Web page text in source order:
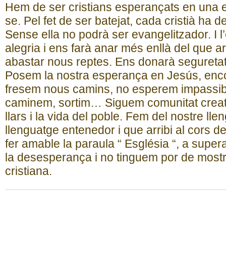
Hem de ser cristians esperançats en una
se. Pel fet de ser batejat, cada cristià ha
Sense ella no podrà ser evangelitzador. I
alegria i ens farà anar més enllà del que
abastar nous reptes. Ens donarà
Posem la nostra esperança en Jesús,
fresem nous camins, no esperem
caminem, sortim… Siguem comunitat
llars i la vida del poble. Fem del nostre
llenguatge entenedor i que arribi al cors
fer amable la paraula “ Església “, a
la desesperança i no tinguem por de
cristiana.